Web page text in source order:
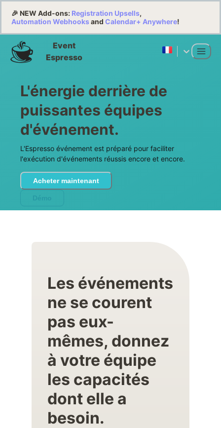
🎉 NEW Add-ons: Registration Upsells,
Automation Webhooksand Calendar+ Anywhere!
Event
Espresso
L'énergie derrière de
puissantes équipes
d'événement.
L'Espresso événement est préparé pour faciliter
l'exécution d'événements réussis encore et encore.
Acheter maintenant
Les événements
ne se courent
pas eux-
mêmes, donnez
à votre équipe
les capacités
dont elle a
besoin.